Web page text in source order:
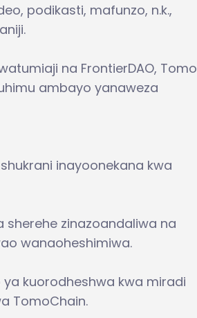
podikasti, mafunzo, n.k.,
na FrontierDAO, Tomo
ambayo yanaweza
inayoonekana kwa
sherehe zinazoandaliwa na
wanaoheshimiwa.
kuorodheshwa kwa miradi
TomoChain.